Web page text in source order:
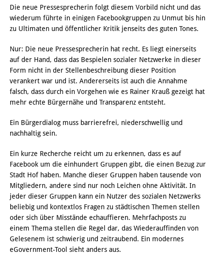
Die neue Pressesprecherin folgt diesem Vorbild nicht und das
wiederum führte in einigen Facebookgruppen zu Unmut bis hin
zu Ultimaten und öffentlicher Kritik jenseits des guten Tones.
Nur: Die neue Pressesprecherin hat recht. Es liegt einerseits
auf der Hand, dass das Bespielen sozialer Netzwerke in dieser
Form nicht in der Stellenbeschreibung dieser Position
verankert war und ist. Andererseits ist auch die Annahme
falsch, dass durch ein Vorgehen wie es Rainer Krauß gezeigt hat
mehr echte Bürgernähe und Transparenz entsteht.
Ein Bürgerdialog muss barrierefrei, niederschwellig und
nachhaltig sein.
Ein kurze Recherche reicht um zu erkennen, dass es auf
Facebook um die einhundert Gruppen gibt, die einen Bezug zur
Stadt Hof haben. Manche dieser Gruppen haben tausende von
Mitgliedern, andere sind nur noch Leichen ohne Aktivität. In
jeder dieser Gruppen kann ein Nutzer des sozialen Netzwerks
beliebig und kontextlos Fragen zu städtischen Themen stellen
oder sich über Misstände echauffieren. Mehrfachposts zu
einem Thema stellen die Regel dar, das Wiederauffinden von
Gelesenem ist schwierig und zeitraubend. Ein modernes
eGovernment-Tool sieht anders aus.